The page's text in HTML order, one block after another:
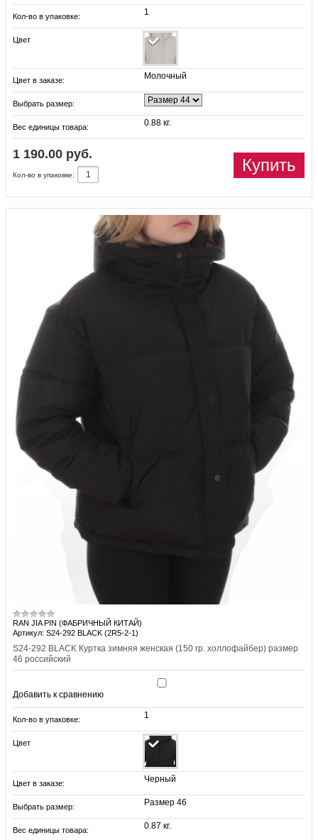
Кол-во в упаковке: 1
Цвет
Цвет в заказе: Молочный
Выбрать размер:
Вес единицы товара: 0.88 кг.
1 190.00 руб.
Купить
Кол-во в упаковке:
RAN JIA PIN (ФАБРИЧНЫЙ КИТАЙ)
Артикул: S24-292 BLACK (2R5-2-1)
S24-292 BLACK Куртка зимняя женская (150 гр. холлофайбер) размер
46 российский
Добавить к сравнению
Кол-во в упаковке: 1
Цвет
Цвет в заказе: Черный
Выбрать размер: Размер 46
Вес единицы товара: 0.87 кг.